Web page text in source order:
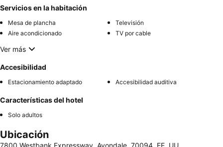
Servicios en la habitación
Mesa de plancha
Televisión
Aire acondicionado
TV por cable
Ver más
Accesibilidad
Estacionamiento adaptado Accesibilidad auditiva
Características del hotel
Solo adultos
Ubicación